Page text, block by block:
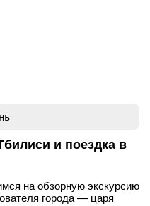
и поездка в
на обзорную экскурсию
города — царя